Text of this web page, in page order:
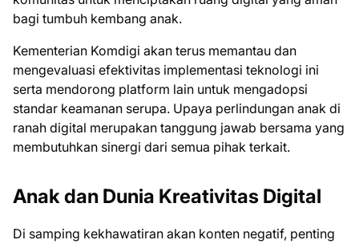
bagi tumbuh kembang anak.
Kementerian Komdigi akan terus memantau dan
mengevaluasi efektivitas implementasi teknologi ini
serta mendorong platform lain untuk mengadopsi
standar keamanan serupa. Upaya perlindungan anak di
ranah digital merupakan tanggung jawab bersama yang
membutuhkan sinergi dari semua pihak terkait.
Anak dan Dunia Kreativitas Digital
Di samping kekhawatiran akan konten negatif, penting